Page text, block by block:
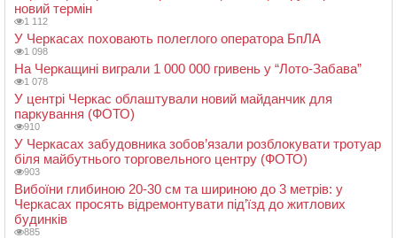
новий термін
1 112
У Черкасах поховають полеглого оператора БпЛА
1 098
На Черкащині виграли 1 000 000 гривень у “Лото-Забава”
1 078
У центрі Черкас облаштували новий майданчик для
паркування (ФОТО)
910
У Черкасах забудовника зобов’язали розблокувати тротуар
біля майбутнього торговельного центру (ФОТО)
903
Вибоїни глибиною 20-30 см та шириною до 3 метрів: у
Черкасах просять відремонтувати під’їзд до житлових
будинків
885